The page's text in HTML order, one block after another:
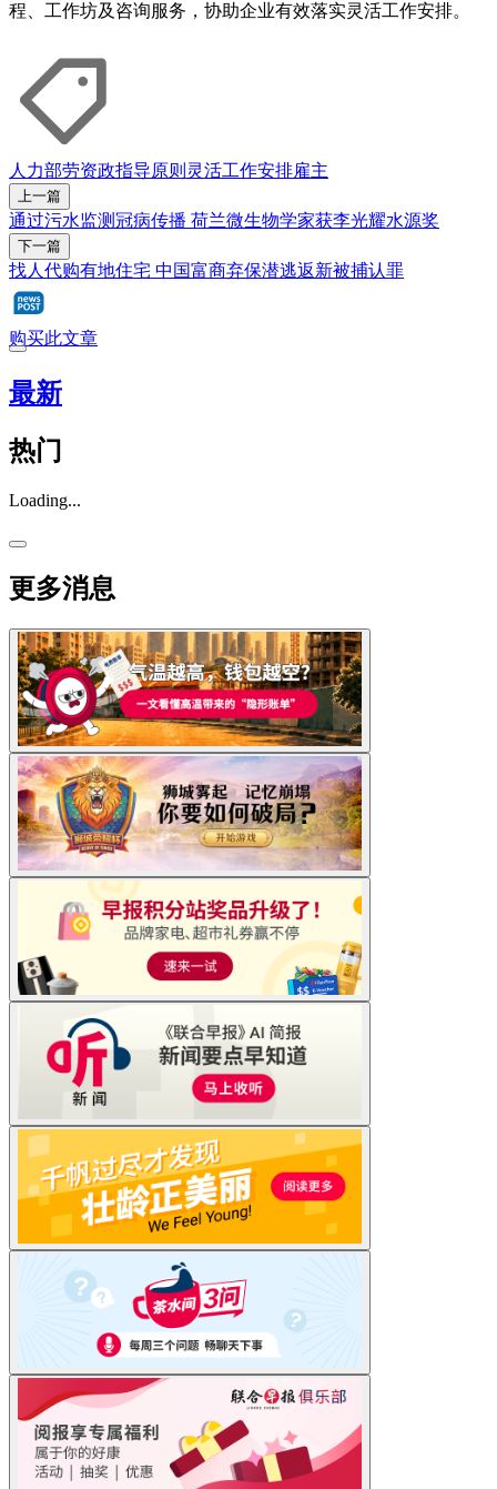
程、工作坊及咨询服务，协助企业有效落实灵活工作安排。
人力部劳资政指导原则 灵活工作安排雇主
上一篇
通过污水监测冠病传播 荷兰微生物学家获李光耀水源奖
下一篇
找人代购有地住宅 中国富商弃保潜逃返新被捕认罪
购买此文章
最新
热门
Loading...
更多消息